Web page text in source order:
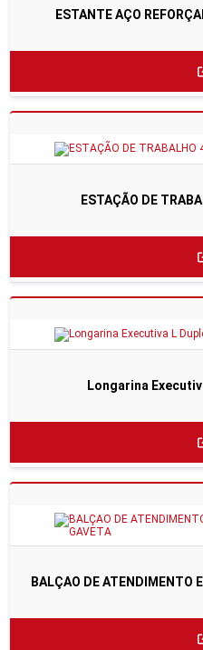
ESTANTE AÇO
ESTAÇÃO DE
Longarina
BALÇAO DE ATENDIMENTO